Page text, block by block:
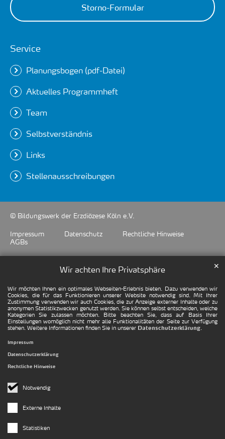
Wir achten Ihre Privatsphäre
Wir möchten Ihnen ein optimales Webseiten-Erlebnis bieten. Dazu verwenden wir
Cookies, die für das Funktionieren unserer Website notwendig sind. Mit Ihrer
Zustimmung verwenden wir auch Cookies, die zur Anzeige externer Inhalte oder zu
anonymen Statistikzwecken genutzt werden. Sie können selbst entscheiden, welche
Kategorien Sie zulassen möchten. Bitte beachten Sie, dass auf Basis Ihrer
Einstellungen womöglich nicht mehr alle Funktionalitäten der Seite zur Verfügung
stehen. Weitere Informationen finden Sie in unserer Datenschutzerklärung.
Notwendig
Externe Inhalte
Statistiken
✕
Impressum
Datenschutzerklärung
Rechtliche Hinweise
Storno-Formular
Service
Planungsbogen (pdf-Datei)
Aktuelles Programmheft
Team
Selbstverständnis
Links
Stellenausschreibungen
© Bildungswerk der Erzdiözese Köln e.V.
Impressum
Datenschutz
Rechtliche Hinweise
AGBs